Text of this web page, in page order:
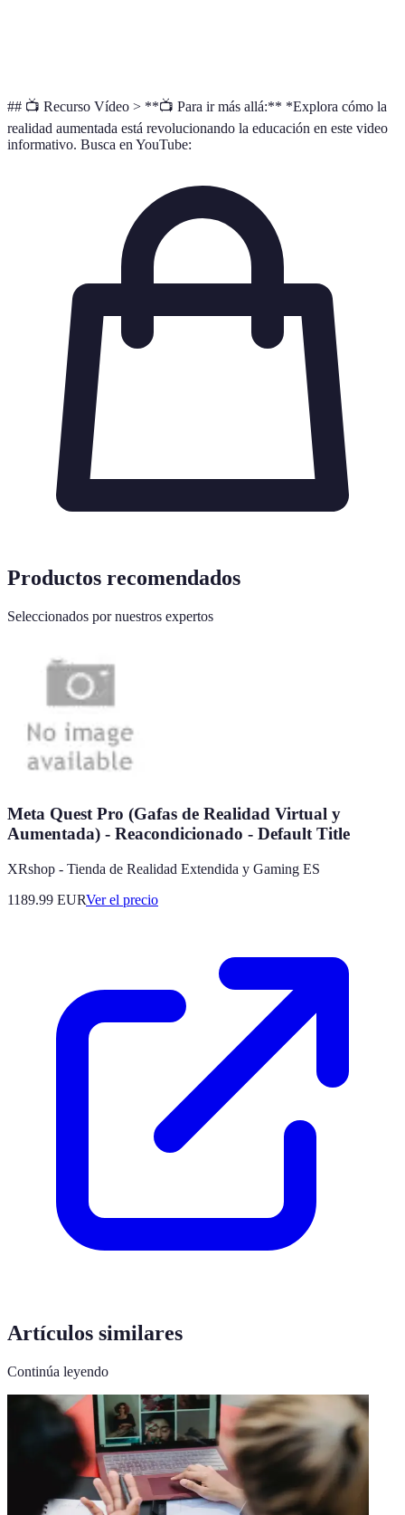
## 📺 Recurso Vídeo > **📺 Para ir más allá:** *Explora cómo la
realidad aumentada está revolucionando la educación en este video
informativo. Busca en YouTube:
Productos recomendados
Seleccionados por nuestros expertos
Meta Quest Pro (Gafas de Realidad Virtual y
Aumentada) - Reacondicionado - Default Title
XRshop - Tienda de Realidad Extendida y Gaming ES
1189.99 EURVer el precio
Artículos similares
Continúa leyendo